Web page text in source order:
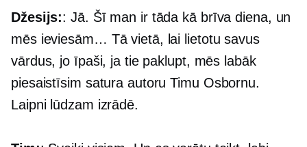
Džesijs:: Jā. Šī man ir tāda kā brīva diena, un
mēs ieviesām… Tā vietā, lai lietotu savus
vārdus, jo īpaši, ja tie paklupt, mēs labāk
piesaistīsim satura autoru Timu Osbornu.
Laipni lūdzam izrādē.